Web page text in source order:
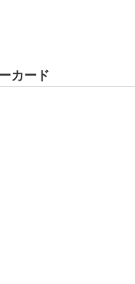
カード